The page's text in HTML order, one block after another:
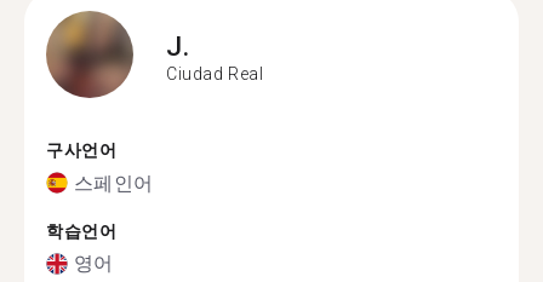
J.
Ciudad Real
구사언어
스페인어
학습언어
영어